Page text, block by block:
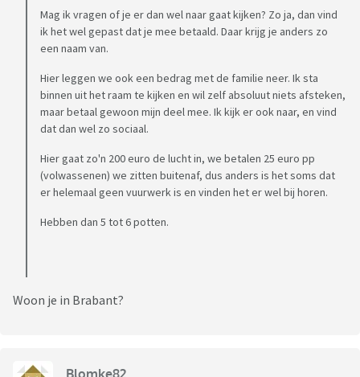
Mag ik vragen of je er dan wel naar gaat kijken? Zo ja, dan vind
ik het wel gepast dat je mee betaald. Daar krijg je anders zo
een naam van.
Hier leggen we ook een bedrag met de familie neer. Ik sta
binnen uit het raam te kijken en wil zelf absoluut niets afsteken,
maar betaal gewoon mijn deel mee. Ik kijk er ook naar, en vind
dat dan wel zo sociaal.
Hier gaat zo'n 200 euro de lucht in, we betalen 25 euro pp
(volwassenen) we zitten buitenaf, dus anders is het soms dat
er helemaal geen vuurwerk is en vinden het er wel bij horen.
Hebben dan 5 tot 6 potten.
Woon je in Brabant?
Blomke82